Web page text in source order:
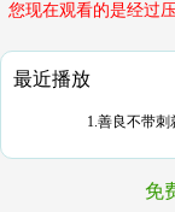
您现在观看的是经过
最近播放
1.善良不带刺
免